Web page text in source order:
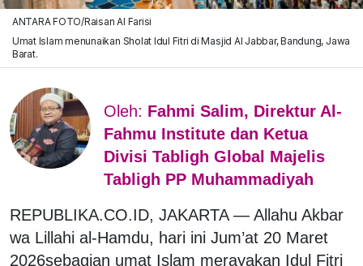
ANTARA FOTO/Raisan Al Farisi
Umat Islam menunaikan Sholat Idul Fitri di Masjid Al Jabbar, Bandung, Jawa
Barat.
Oleh: Fahmi Salim, Direktur Al-
Fahmu Institute dan Ketua
Divisi Tabligh Global Majelis
Tabligh PP Muhammadiyah
REPUBLIKA.CO.ID, JAKARTA — Allahu Akbar
wa Lillahi al-Hamdu, hari ini Jum’at 20 Maret
2026sebagian umat Islam merayakan Idul Fitri